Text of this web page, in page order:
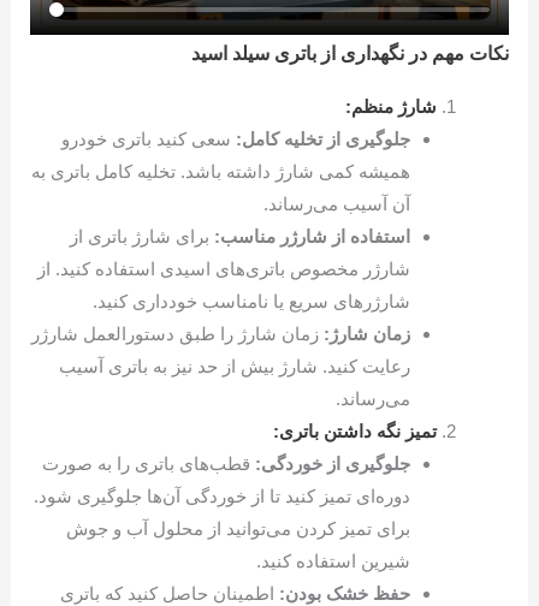
نکات مهم در نگهداری از باتری سیلد اسید
شارژ منظم:
جلوگیری از تخلیه کامل: سعی کنید باتری خودرو
همیشه کمی شارژ داشته باشد. تخلیه کامل باتری به
آن آسیب می‌رساند.
استفاده از شارژر مناسب: برای شارژ باتری از
شارژر مخصوص باتری‌های اسیدی استفاده کنید. از
شارژرهای سریع یا نامناسب خودداری کنید.
زمان شارژ: زمان شارژ را طبق دستورالعمل شارژر
رعایت کنید. شارژ بیش از حد نیز به باتری آسیب
می‌رساند.
تمیز نگه داشتن باتری:
جلوگیری از خوردگی: قطب‌های باتری را به صورت
دوره‌ای تمیز کنید تا از خوردگی آن‌ها جلوگیری شود.
برای تمیز کردن می‌توانید از محلول آب و جوش
شیرین استفاده کنید.
حفظ خشک بودن: اطمینان حاصل کنید که باتری